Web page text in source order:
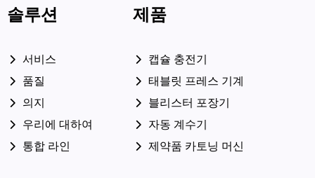
솔루션
서비스
품질
의지
우리에 대하여
통합 라인
제품
캡슐 충전기
태블릿 프레스 기계
블리스터 포장기
자동 계수기
제약품 카토닝 머신